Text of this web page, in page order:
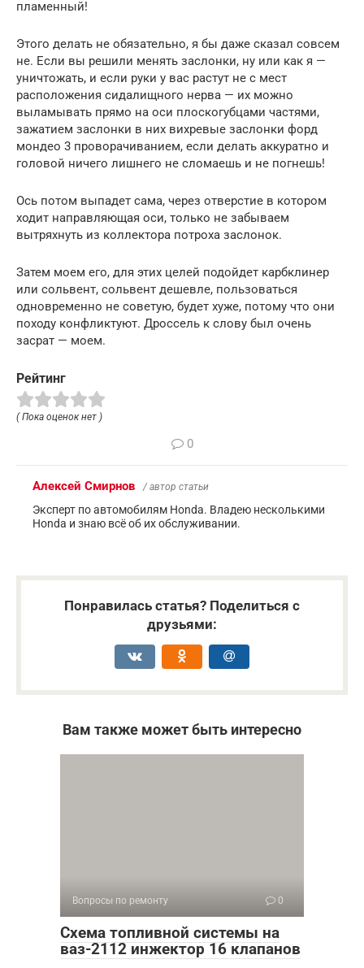
пламенный!
Этого делать не обязательно, я бы даже сказал совсем
не. Если вы решили менять заслонки, ну или как я —
уничтожать, и если руки у вас растут не с мест
расположения сидалищного нерва — их можно
выламывать прямо на оси плоскогубцами частями,
зажатием заслонки в них вихревые заслонки форд
мондео 3 проворачиванием, если делать аккуратно и
головой ничего лишнего не сломаешь и не погнешь!
Ось потом выпадет сама, через отверстие в котором
ходит направляющая оси, только не забываем
вытряхнуть из коллектора потроха заслонок.
Затем моем его, для этих целей подойдет карбклинер
или сольвент, сольвент дешевле, пользоваться
одновременно не советую, будет хуже, потому что они
походу конфликтуют. Дроссель к слову был очень
засрат — моем.
Рейтинг
( Пока оценок нет )
0
Алексей Смирнов / автор статьи
Эксперт по автомобилям Honda. Владею несколькими
Honda и знаю всё об их обслуживании.
Понравилась статья? Поделиться с
друзьями:
Вам также может быть интересно
Вопросы по ремонту 0
Схема топливной системы на
ваз-2112 инжектор 16 клапанов